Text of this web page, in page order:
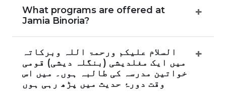
What programs are offered at
Jamia Binoria?
السلام علیکم ورحمۃ اللہ وبرکاتہ
میں ایک مغلدیشی (بنگلہ دیشی) قومی
خواتین مدرسہ کی طالبہ ہوں۔ میں اس
وقت دورۂ حدیث میں پڑھ رہی ہوں